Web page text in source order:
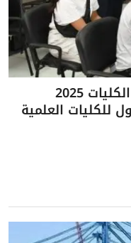
كل ما تريد معرفته عن تنسيق الكليات 2025
للكليات العلمية